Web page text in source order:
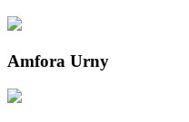
Amfora Urny